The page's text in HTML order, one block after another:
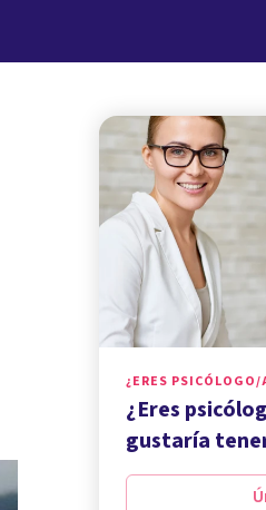
¿ERES PSICÓLOGO/
¿Eres
gustaría